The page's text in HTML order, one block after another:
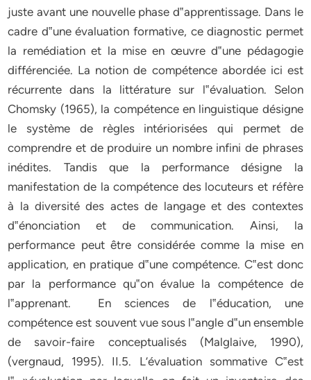
juste avant une nouvelle phase d‟apprentissage. Dans le
cadre d‟une évaluation formative, ce diagnostic permet
la remédiation et la mise en œuvre d‟une pédagogie
différenciée. La notion de compétence abordée ici est
récurrente dans la littérature sur l‟évaluation. Selon
Chomsky (1965), la compétence en linguistique désigne
le système de règles intériorisées qui permet de
comprendre et de produire un nombre infini de phrases
inédites. Tandis que la performance désigne la
manifestation de la compétence des locuteurs et réfère
à la diversité des actes de langage et des contextes
d‟énonciation et de communication. Ainsi, la
performance peut être considérée comme la mise en
application, en pratique d‟une compétence. C‟est donc
par la performance qu‟on évalue la compétence de
l‟apprenant. En sciences de l‟éducation, une
compétence est souvent vue sous l‟angle d‟un ensemble
de savoir-faire conceptualisés (Malglaive, 1990),
(vergnaud, 1995). II.5. L’évaluation sommative C‟est